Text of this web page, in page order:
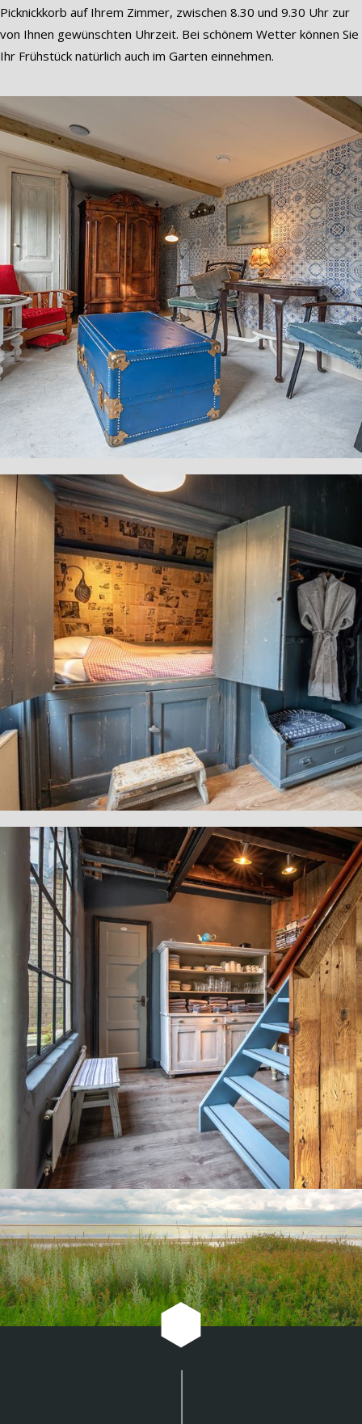
Picknickkorb auf Ihrem Zimmer, zwischen 8.30 und 9.30 Uhr zur
von Ihnen gewünschten Uhrzeit. Bei schönem Wetter können Sie
Ihr Frühstück natürlich auch im Garten einnehmen.